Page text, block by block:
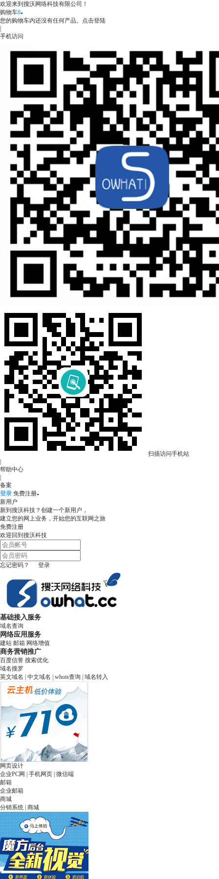
欢迎来到搜沃网络科技有限公司！
购物车0
您的购物车内还没有任何产品。 点击登陆
手机访问
扫描访问手机站
帮助中心
备案
登录 免费注册
新用户
新到搜沃科技？创建一个新用户，
建立您的网上业务，开始您的互联网之旅
免费注册
欢迎回到搜沃科技
忘记密码？ 登录
基础接入服务
域名查询
网络应用服务
建站 邮箱 网络增值
商务营销推广
百度信誉 搜索优化
域名搜罗
英文域名
中文域名 whois查询 | 域名转入
网页设计
企业PC网
手机网页 微信端
邮箱
企业邮箱
商城
分销系统 商城